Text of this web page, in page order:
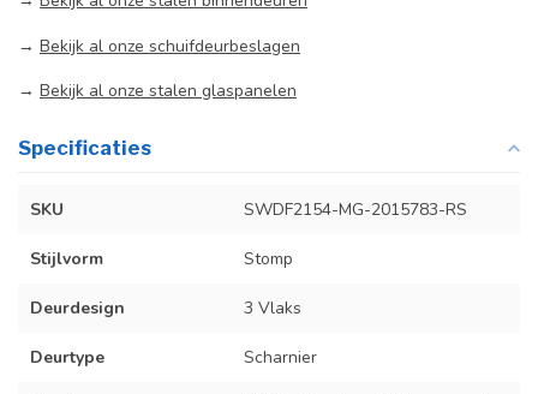
→ Bekijk al onze schuifdeurbeslagen
→ Bekijk al onze stalen glaspanelen
Specificaties
SKU SWDF2154-MG-2015783-RS
Stijlvorm Stomp
Deurdesign 3 Vlaks
Deurtype Scharnier